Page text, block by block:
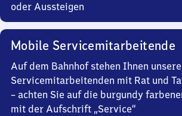
oder Aussteigen
Mobile Servicemitarbeitende
Auf dem Bahnhof stehen Ihnen
Servicemitarbeitenden mit Rat und
– achten Sie auf die burgundy
mit der Aufschrift „Service“